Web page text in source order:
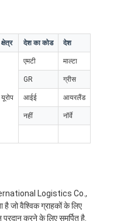
क्षेत्र देश का कोड देश
यूरोप
एमटी माल्टा
GR ग्रीस
आईई आयरलैंड
नहीं नॉर्वे
Logistics Co.,
है जो वैश्विक ग्राहकों के लिए
करने के लिए समर्पित है.